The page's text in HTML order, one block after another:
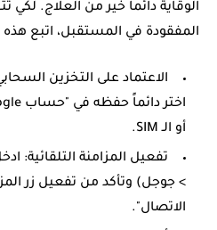
الوقاية دائماً خير من العلاج. لكي
المفقودة في المستقبل، اتبع هذه
الاعتماد على التخزين
أو الـ SIM.
تفعيل المزامنة التلقائية:
> جوجل) وتأكد من تفعيل زر
الاتصال".